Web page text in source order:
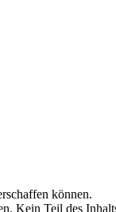
können.
Kein Teil des